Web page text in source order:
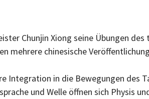
Chunjin Xiong seine Übungen
mehrere chinesische
Integration in die Bewegungen des
und Welle öffnen sich Physis